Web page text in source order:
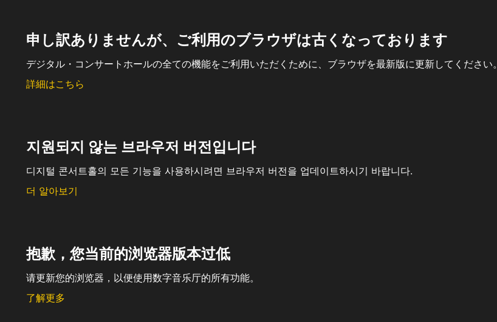
申し訳ありませんが、ご利用のブラウザは古くなっております
デジタル・コンサートホールの全ての機能をご利用いただくために、ブラウザを最新版に更新してください。
詳細はこちら
지원되지 않는 브라우저 버전입니다
디지털 콘서트홀의 모든 기능을 사용하시려면 브라우저 버전을 업데이트하시기 바랍니다.
더 알아보기
抱歉，您当前的浏览器版本过低
请更新您的浏览器，以便使用数字音乐厅的所有功能。
了解更多